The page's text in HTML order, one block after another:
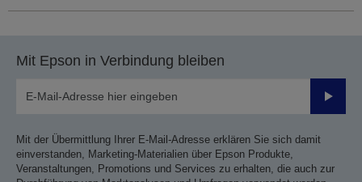
Mit Epson in Verbindung bleiben
Mit der Übermittlung Ihrer E-Mail-Adresse erklären Sie sich damit
einverstanden, Marketing-Materialien über Epson Produkte,
Veranstaltungen, Promotions und Services zu erhalten, die auch zur